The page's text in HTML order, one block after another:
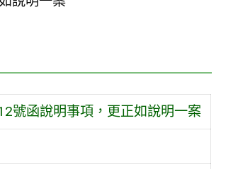
號函說明事項，更正如說明一案